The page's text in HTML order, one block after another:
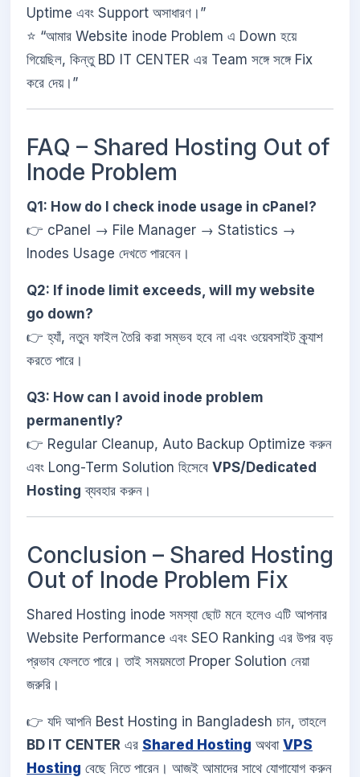
Uptime এবং Support অসাধারণ।”
⭐ “আমার Website inode Problem এ Down হয়ে
গিয়েছিল, কিন্তু BD IT CENTER এর Team সঙ্গে সঙ্গে Fix
করে দেয়।”
FAQ – Shared Hosting Out of
Inode Problem
Q1: How do I check inode usage in cPanel?
👉 cPanel → File Manager → Statistics →
Inodes Usage দেখতে পারবেন।
Q2: If inode limit exceeds, will my website
go down?
👉 হ্যাঁ, নতুন ফাইল তৈরি করা সম্ভব হবে না এবং ওয়েবসাইট ক্র্যাশ
করতে পারে।
Q3: How can I avoid inode problem
permanently?
👉 Regular Cleanup, Auto Backup Optimize করুন
এবং Long-Term Solution হিসেবে VPS/Dedicated
Hosting ব্যবহার করুন।
Conclusion – Shared Hosting
Out of Inode Problem Fix
Shared Hosting inode সমস্যা ছোট মনে হলেও এটি আপনার
Website Performance এবং SEO Ranking এর উপর বড়
প্রভাব ফেলতে পারে। তাই সময়মতো Proper Solution নেয়া
জরুরি।
👉 যদি আপনি Best Hosting in Bangladesh চান, তাহলে
BD IT CENTER এর Shared Hosting অথবা VPS
Hosting বেছে নিতে পারেন। আজই আমাদের সাথে যোগাযোগ করুন